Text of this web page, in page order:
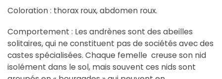
Coloration : thorax roux, abdomen roux.
Comportement : Les andrènes sont des abeilles
solitaires, qui ne constituent pas de sociétés avec des
castes spécialisées. Chaque femelle creuse son nid
isolément dans le sol, mais souvent ces nids sont